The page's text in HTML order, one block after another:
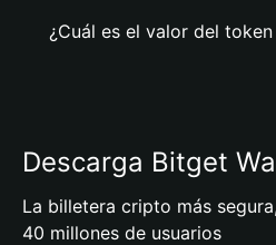
¿Cuál es el valor del token
Descarga Bitget
La billetera cripto más
40 millones de usuarios